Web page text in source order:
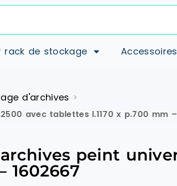
rack de stockage
d'archives >
avec tablettes l.1170 x p.700 mm –
peint
1602667